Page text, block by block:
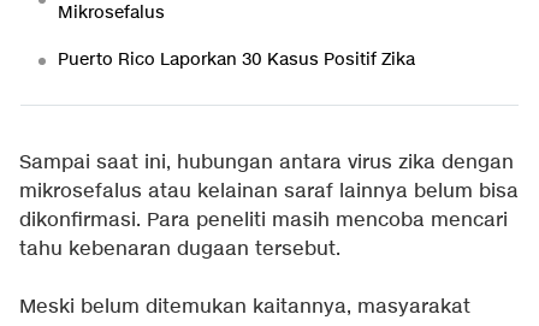
Mikrosefalus
Puerto Rico Laporkan 30 Kasus Positif Zika
Sampai saat ini, hubungan antara virus zika dengan
mikrosefalus atau kelainan saraf lainnya belum bisa
dikonfirmasi. Para peneliti masih mencoba mencari
tahu kebenaran dugaan tersebut.
Meski belum ditemukan kaitannya, masyarakat